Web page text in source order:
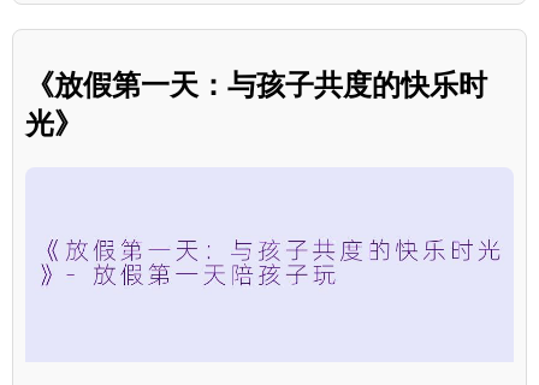
《放假第一天：与孩子共度的快乐时
光》